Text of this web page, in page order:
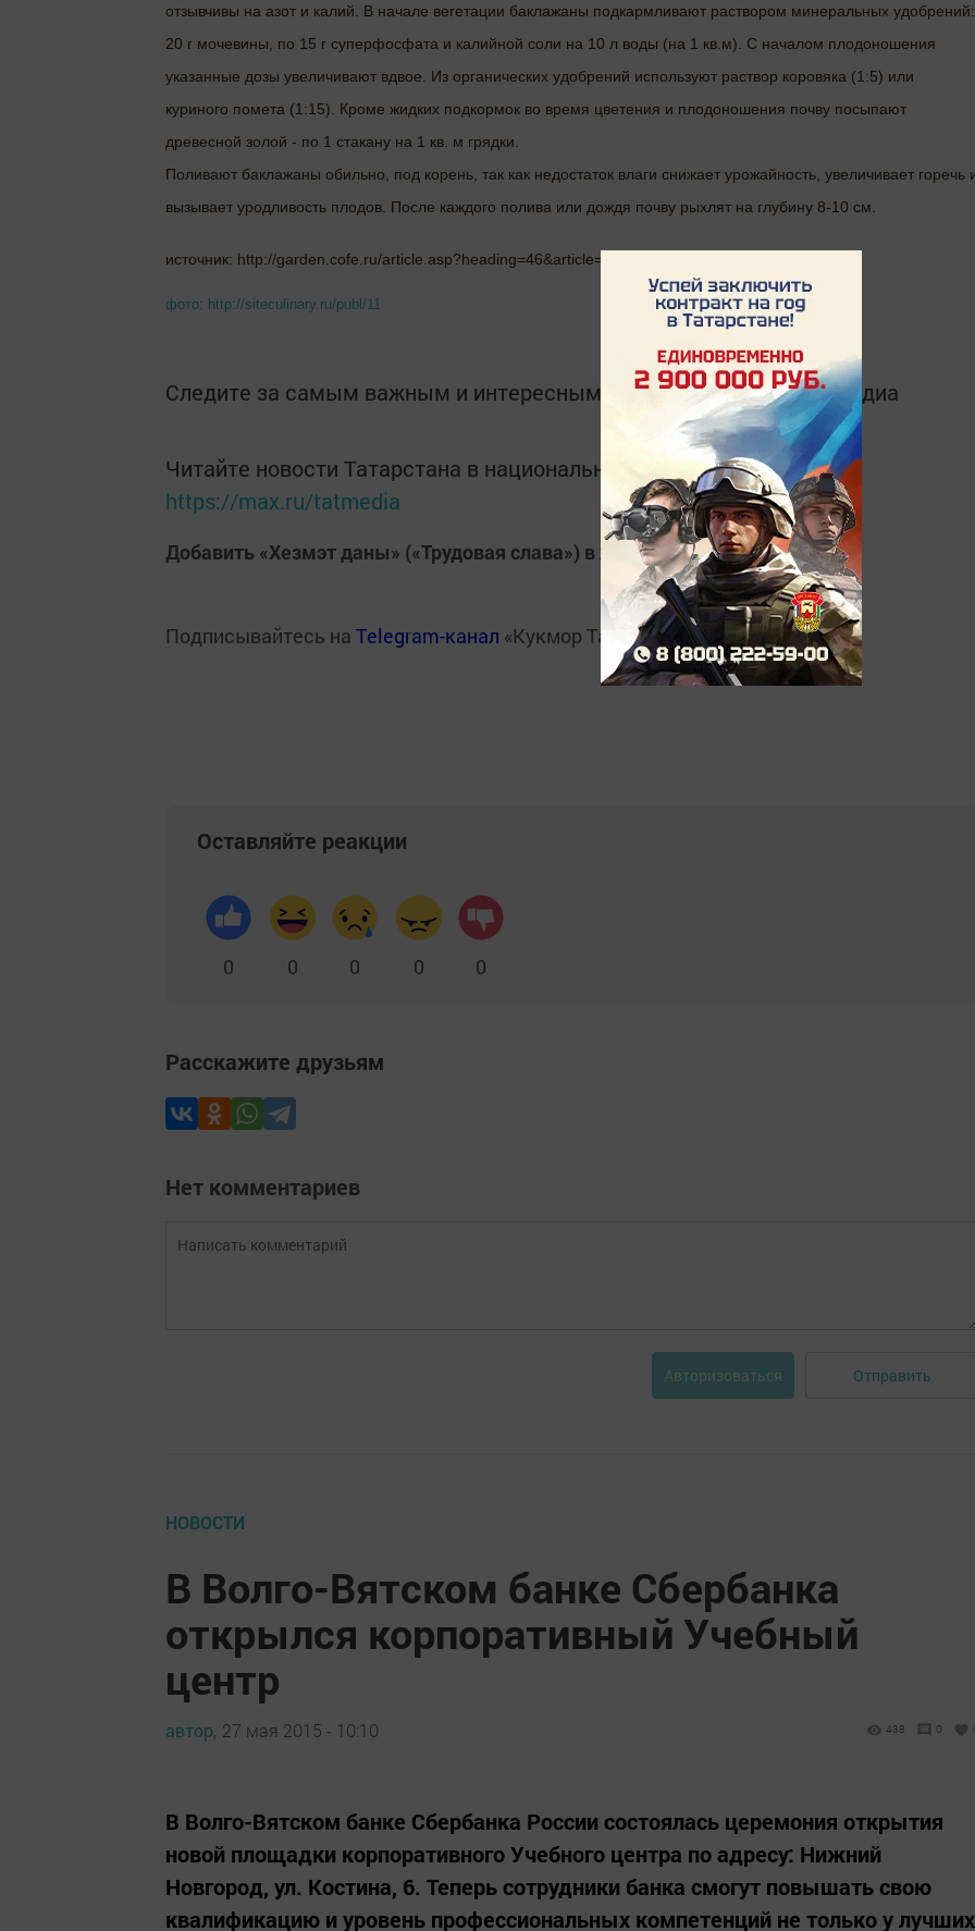
отзывчивы на азот и калий. В начале вегетации баклажаны подкармливают раствором минеральных удобрений:
20 г мочевины, по 15 г суперфосфата и калийной соли на 10 л воды (на 1 кв.м). С началом плодоношения
указанные дозы увеличивают вдвое. Из органических удобрений используют раствор коровяка (1:5) или
куриного помета (1:15). Кроме жидких подкормок во время цветения и плодоношения почву посыпают
древесной золой - по 1 стакану на 1 кв. м грядки.
Поливают баклажаны обильно, под корень, так как недостаток влаги снижает урожайность, увеличивает горечь
вызывает уродливость плодов. После каждого полива или дождя почву рыхлят на глубину 8-10 см.
источник: http://garden.cofe.ru/article.asp?heading=46&article=11390
фото: http://siteculinary.ru/publ/11
Следите за самым важным и интересным в Telegram-каналеТатмедиа
Читайте новости Татарстана в национальном мессенджере MАХ:
https://max.ru/tatmedia
Добавить «Хезмэт даны» («Трудовая слава») вЯндекс.Новости
Подписывайтесь на Telegram-канал «Кукмор Татарстан»
Оставляйте реакции
0 0 0 0 0
Расскажите друзьям
Нет комментариев
Авторизоваться Отправить
НОВОСТИ
В Волго-Вятском банке Сбербанка
открылся корпоративный Учебный
центр
автор, 27 мая 2015 - 10:10 438 0
В Волго-Вятском банке Сбербанка России состоялась церемония открытия
новой площадки корпоративного Учебного центра по адресу: Нижний
Новгород, ул. Костина, 6. Теперь сотрудники банка смогут повышать свою
квалификацию и уровень профессиональных компетенций не только у лучших